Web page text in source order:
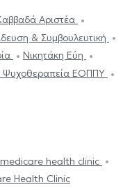
Αριστέα
& Συμβουλευτική
Νικητάκη Εύη
Διαμάντω Ψυχολογία - Ψυχοθεραπεία ΕΟΠΠΥ
health clinic
Health Clinic